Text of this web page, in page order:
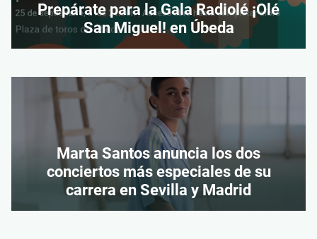
Prepárate para la Gala Radiolé ¡Olé
San Miguel! en Úbeda
Marta Santos anuncia los dos
conciertos más especiales de su
carrera en Sevilla y Madrid